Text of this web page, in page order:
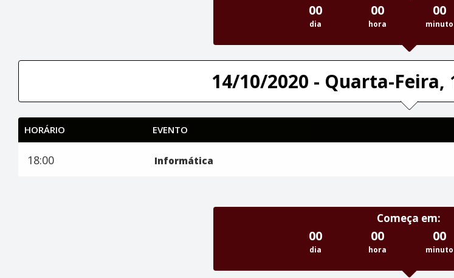
00
dia
00
hora
00
minuto
14/10/2020 - Quarta-Feira,
HORÁRIO EVENTO
18:00 Informática
Começa em:
00
dia
00
hora
00
minuto